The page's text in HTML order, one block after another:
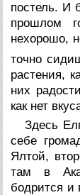
постель. И
прошлом
нехорошо,
точно
растения,
них
как нет
Здесь
себе
Ялтой,
там в
бодрится и